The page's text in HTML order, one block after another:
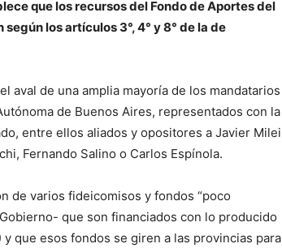
que los recursos del Fondo de Aportes del
los artículos 3°, 4° y 8° de la de
aval de una amplia mayoría de los mandatarios
de Buenos Aires, representados con la
entre ellos aliados y opositores a Javier Milei
Fernando Salino o Carlos Espínola.
de varios fideicomisos y fondos “poco
que son financiados con lo producido
que esos fondos se giren a las provincias para